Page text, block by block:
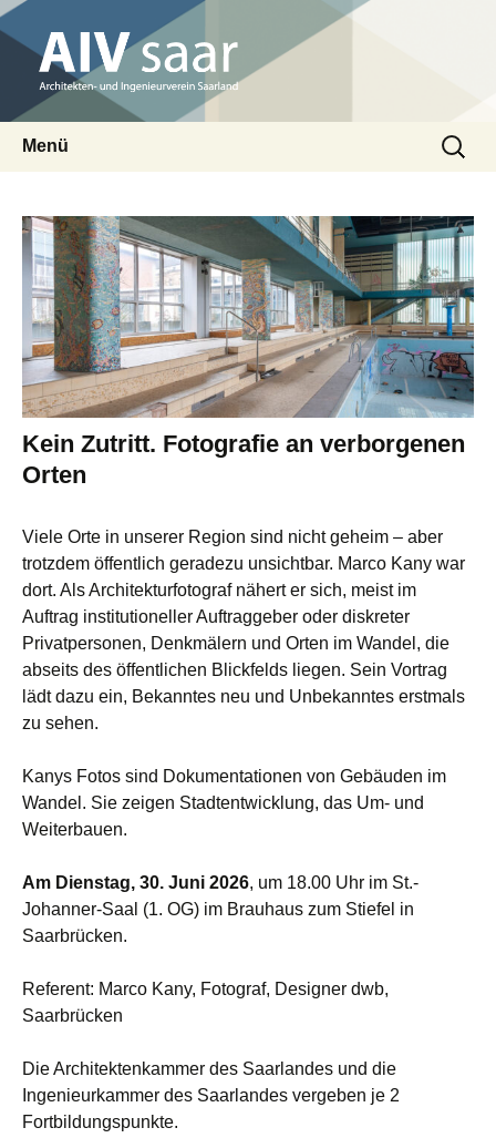
AIV saar
Architekten- und Ingenieurverein Saarland
Menü
springen
Suchen
nach:
Kein Zutritt. Fotografie an verborgenen
Orten
Viele Orte in unserer Region sind nicht geheim – aber
trotzdem öffentlich geradezu unsichtbar. Marco Kany war
dort. Als Architekturfotograf nähert er sich, meist im
Auftrag institutioneller Auftraggeber oder diskreter
Privatpersonen, Denkmälern und Orten im Wandel, die
abseits des öffentlichen Blickfelds liegen. Sein Vortrag
lädt dazu ein, Bekanntes neu und Unbekanntes erstmals
zu sehen.
Kanys Fotos sind Dokumentationen von Gebäuden im
Wandel. Sie zeigen Stadtentwicklung, das Um- und
Weiterbauen.
Am Dienstag, 30. Juni 2026, um 18.00 Uhr im St.-
Johanner-Saal (1. OG) im Brauhaus zum Stiefel in
Saarbrücken.
Referent: Marco Kany, Fotograf, Designer dwb,
Saarbrücken
Die Architektenkammer des Saarlandes und die
Ingenieurkammer des Saarlandes vergeben je 2
Fortbildungspunkte.